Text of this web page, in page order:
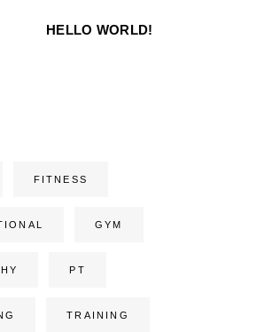
HELLO WORLD!
FITNESS
GYM
PT
TRAINING